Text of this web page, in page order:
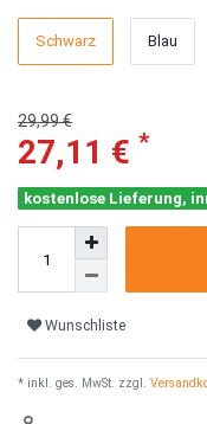
Schwarz Blau
29,99 €
27,11 € *
kostenlose Lieferung,
Wunschliste
* inkl. ges. MwSt. zzgl.